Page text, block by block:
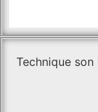
Technique son